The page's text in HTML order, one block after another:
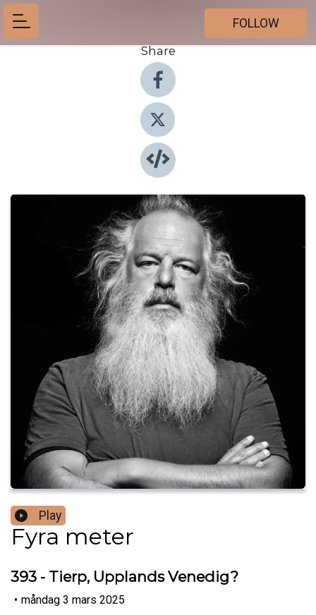
FOLLOW
Share
Play
Fyra meter
393 - Tierp, Upplands Venedig?
• måndag 3 mars 2025